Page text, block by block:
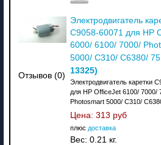
Отзывов (0)
Электродвигатель
C9058-60071 для HP
6000/ 6100/ 7000/
5000/ C310/ C6380/
13325)
Электродвигатель каретки
для HP OfficeJet 6100/ 7000/
Photosmart 5000/ C310/
Цена: 313 руб
плюс доставка
Вес: 0.21 кг.